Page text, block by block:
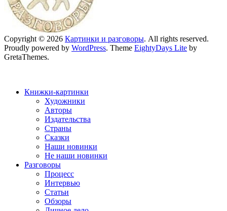
Copyright © 2026 Картинки и разговоры. All rights reserved.
Proudly powered by WordPress. Theme EightyDays Lite by
GretaThemes.
Книжки-картинки
Художники
Авторы
Издательства
Страны
Сказки
Наши новинки
Не наши новинки
Разговоры
Процесс
Интервью
Статьи
Обзоры